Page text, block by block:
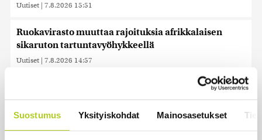
Suostumus Yksityiskohdat Mainosasetukset
Uutiset | 7.8.2026 15:51
Ruokavirasto muuttaa rajoituksia afrikkalaisen
sikaruton tartuntavyöhykkeellä
Uutiset | 7.8.2026 14:57
Somejättejä vaaditaan vastuuseen riippuvuuden
aiheuttamisesta
Uutiset | 7.8.2026 14:30